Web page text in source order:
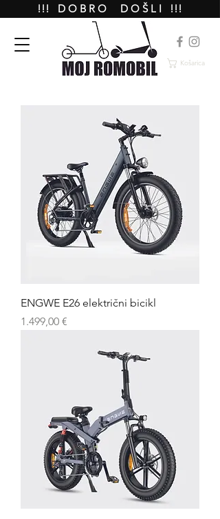
!!! D O B R O D O Š L I !!!
Košarica
ENGWE E26 električni bicikl
Cijena
1.499,00 €